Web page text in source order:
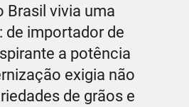
Brasil vivia uma
de importador de
a potência
exigia não
de grãos e